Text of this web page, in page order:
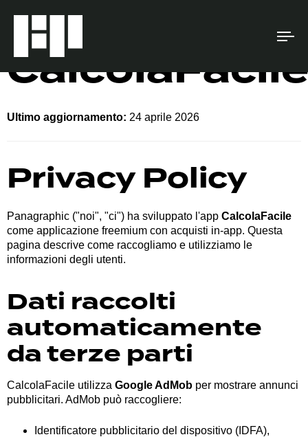
Legal –
CalcolaFacile
Ultimo aggiornamento: 24 aprile 2026
Privacy Policy
Panagraphic ("noi", "ci") ha sviluppato l'app CalcolaFacile
come applicazione freemium con acquisti in-app. Questa
pagina descrive come raccogliamo e utilizziamo le
informazioni degli utenti.
Dati raccolti
automaticamente
da terze parti
CalcolaFacile utilizza Google AdMob per mostrare annunci
pubblicitari. AdMob può raccogliere:
Identificatore pubblicitario del dispositivo (IDFA),